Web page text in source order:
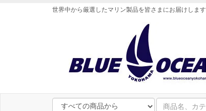
世界中から厳選したマリン製品を皆さまにお届けします